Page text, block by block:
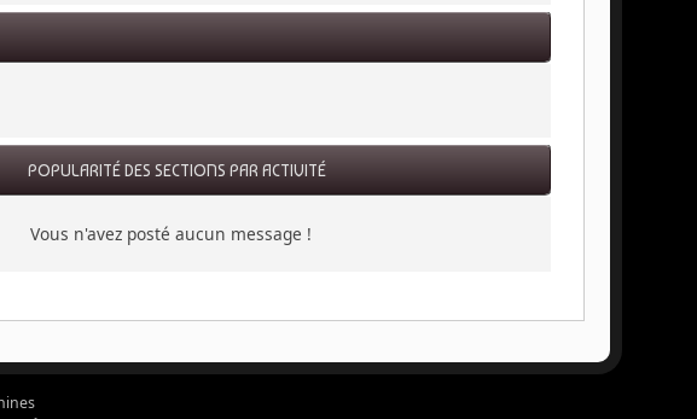
POPULARITÉ DES SECTIONS PAR ACTIVITÉ
Vous n'avez posté aucun message !